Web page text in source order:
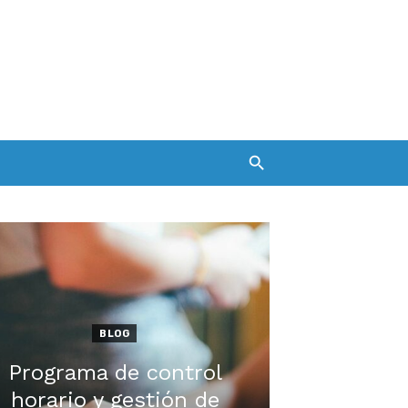
BLOG
Programa de control
horario y gestión de